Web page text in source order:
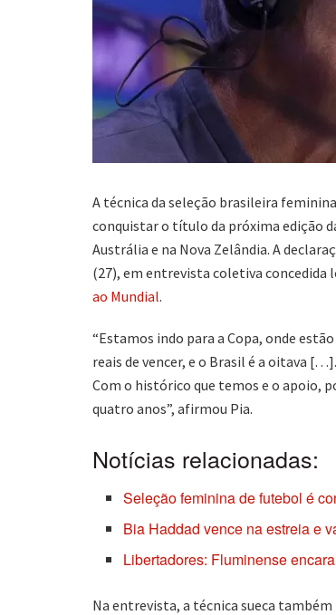
A técnica da seleção brasileira
conquistar o título da próxima edição
Austrália e na Nova Zelândia. A
(27), em entrevista coletiva concedida
ao Mundial.
“Estamos indo para a Copa, onde
reais de vencer, e o Brasil é a oitava
Com o histórico que temos e o apoio,
quatro anos”, afirmou Pia.
Notícias relacionadas:
Seleção feminina de futebol é
Bia Haddad vence na estreia e
Libertadores: Fluminense
Na entrevista, a técnica sueca